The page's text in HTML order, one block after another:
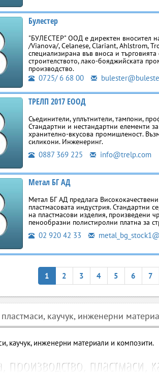
Булестер
"БУЛЕСТЕР" ООД е директен вносител
/Vianova/, Celanese, Clariant, Ahlstrom,
специализирана във вноса и
строителството, лако-бояджийската
производство.
0725/ 6 68 00
ТРЕЛП 2017 ЕООД
Съединители, уплътнители, тампони,
Стандартни и нестандартни елементи
хранително-вкусова промишленост.
силикони. Инженеринг.
0887 369 225 info@trelp.com
Метал БГ АД
Метал БГ АД предлага
плacтмacoвaтa индycтpия. Стандартни
на пластмасови изделия, произведени
пенообразни полистиролни платна за
02 920 42 33
1 2 3 4 5 6 7
каучук, инженерни
каучук, инженерни материали и композити.
пластмаси,